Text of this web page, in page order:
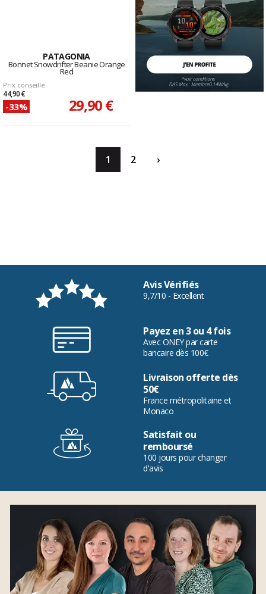
PATAGONIA
Bonnet Snowdrifter Beanie Orange
Red
Prix conseillé
44,90 €
-33% 29,90 €
1 2 ›
Avis Vérifiés
9,7/10 - Excellent
Payez en 3 ou 4 fois
Avec ONEY par carte
bancaire dès 100€
Livraison offerte dès
50€
France métropolitaine et
Monaco
Satisfait ou
remboursé
100 jours pour changer
d'avis